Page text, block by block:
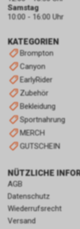
KATEGORIEN
Brompton
Canyon
EarlyRider
Zubehör
Bekleidung
Sportnahrung
MERCH
GUTSCHEIN
NÜTZLICHE
AGB
Datenschutz
Wiederrufsrecht
Versand
Samstag
10:00 - 16:00 Uhr